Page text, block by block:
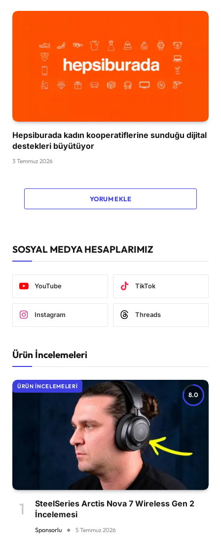
Hepsiburada kadın kooperatiflerine sunduğu dijital
destekleri büyütüyor
3 Temmuz 2026
YORUM EKLE
SOSYAL MEDYA HESAPLARIMIZ
YouTube TikTok
Instagram Threads
Ürün İncelemeleri
8.0
ÜRÜN İNCELEMELERI
SteelSeries Arctis Nova 7 Wireless Gen 2
İncelemesi
Sponsorlu 5 Temmuz 2026